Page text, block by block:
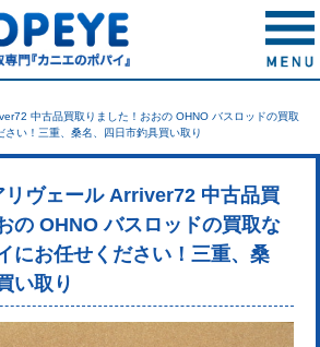
中古品買取りました！おおの OHNO バスロッドの買取
い！三重、桑名、四日市釣具買い取り
リヴェール Arriver72 中古品買
の OHNO バスロッドの買取な
にお任せください！三重、桑
い取り